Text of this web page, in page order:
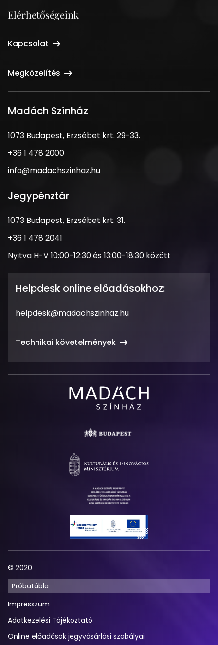
Elérhetőségeink
Kapcsolat
Megközelítés
Madách Színház
1073
Erzsébet
krt.
33.
1073 Budapest, Erzsébet krt. 29-33.
Telefonszám
+36 1 478 2000
Email
info@madachszinhaz.hu
Jegypénztár
Cím
1073 Budapest, Erzsébet krt. 31.
Telefonszám
+36 1 478 2041
Nyitva
Nyitva H-V 10:00-12:30 és 13:00-18:30 között
Helpdesk online előadásokhoz:
Email
helpdesk@madachszinhaz.hu
Technikai követelmények
Színház
© 2020
Próbatábla
Impresszum
Adatkezelési Tájékoztató
Online előadások jegyvásárlási szabályai